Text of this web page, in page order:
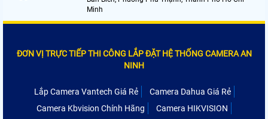
Minh
ĐƠN VỊ TRỰC TIẾP THI CÔNG LẮP ĐẶT HỆ THỐNG CAMERA AN
NINH
Lắp Camera Vantech Giá Rẻ
Camera Dahua Giá Rẻ
Camera Kbvision Chính Hãng
Camera HIKVISION